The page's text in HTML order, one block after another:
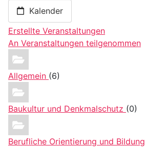
Kalender
Erstellte Veranstaltungen
An Veranstaltungen teilgenommen
Allgemein (6)
Baukultur und Denkmalschutz (0)
Berufliche Orientierung und Bildung